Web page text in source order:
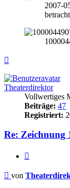
2007-
Theaterdirektor
Vollwertiges
Beiträge: 47
Registriert:
Re: Zeichnung
Beitrag
von